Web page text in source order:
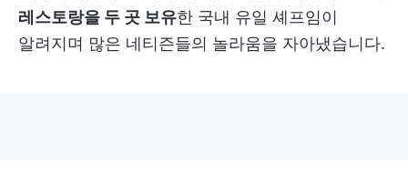
레스토랑을 두 곳 보유한 국내 유일 셰프임이
알려지며 많은 네티즌들의 놀라움을 자아냈습니다.